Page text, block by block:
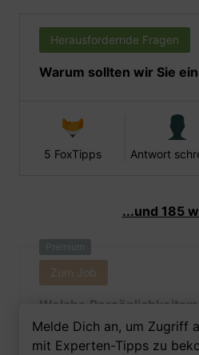
Herausfordernde Fragen
Warum sollten wir Sie
5 FoxTipps Antwort
...und 185
Premium
Zum Job
Welche
als Feuerungs- und
Ihrer Meinung nach
Melde Dich an, um Zugriff
mit Experten-Tipps zu